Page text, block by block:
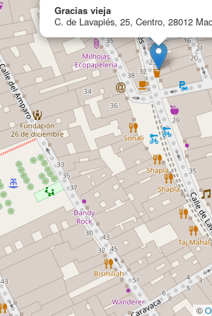
Gracias vieja
C. de Lavapiés, 25, Centro, 28012
©